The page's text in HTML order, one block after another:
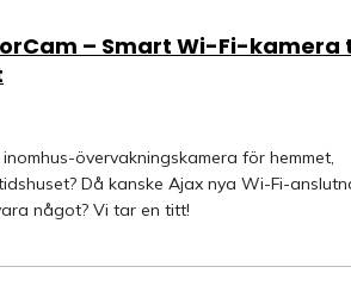
– Smart Wi-Fi-kamera
övervakningskamera för hemmet,
Då kanske Ajax nya Wi-Fi-
något? Vi tar en titt!